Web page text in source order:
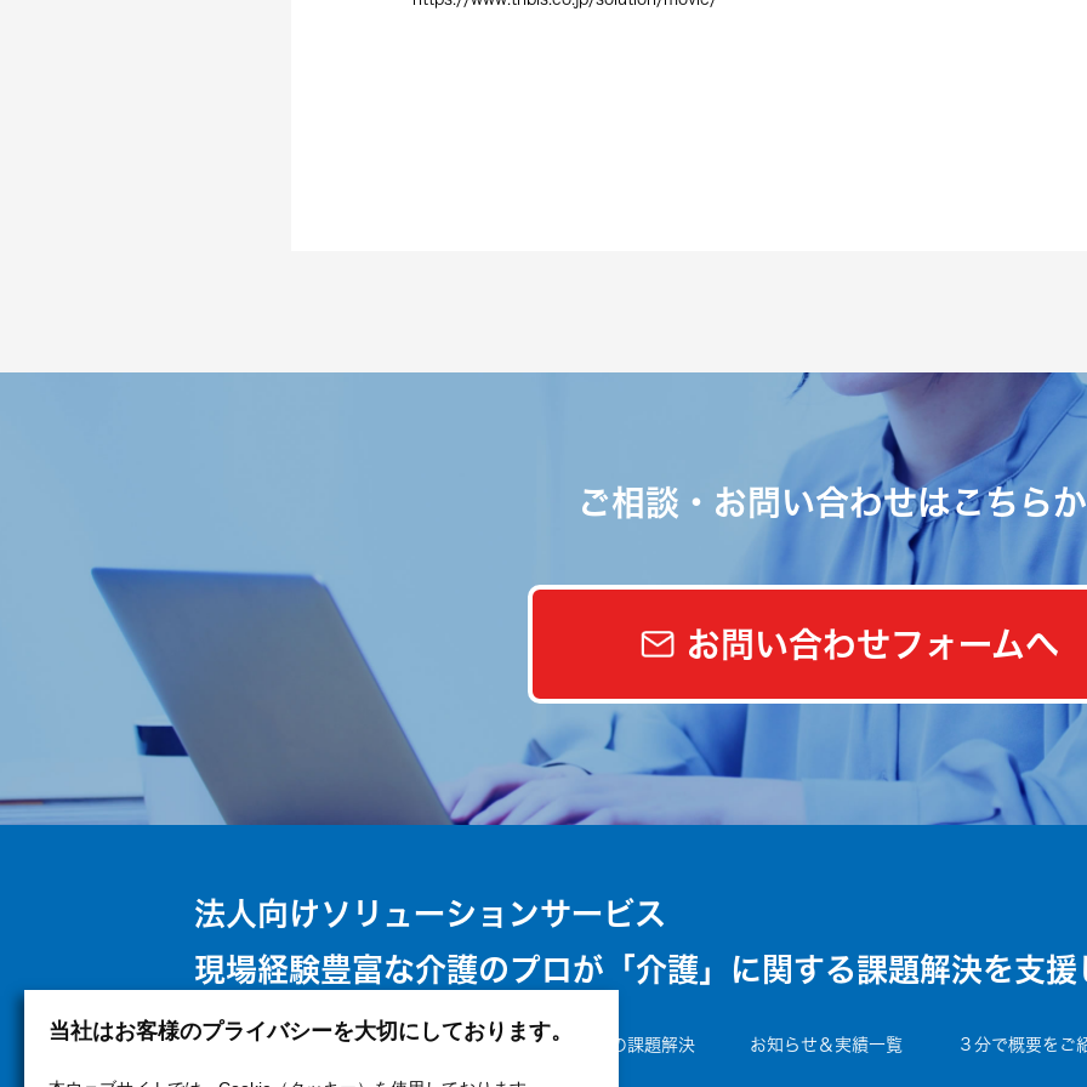
ご相談・お問い合わせはこちら
お問い合わせフォームへ
法人向けソリューションサービス
現場経験豊富な介護のプロが「介護」に関する課題解決を支援
TOP 仕事と介護の両立支援 介護事業者様の課題解決 お知らせ＆実績一覧 ３分で概要をご
当社はお客様のプライバシーを大切にしております。